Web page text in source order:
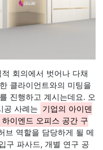
회의에서 벗어나 다채
클라이언트와의 미팅을
진행하고 계시는데요. 오
공 사례는 기업의 아이덴
이엔드 오피스 공간 구
브 역할을 담당하게 될 메
구 파사드, 개별 연구 공